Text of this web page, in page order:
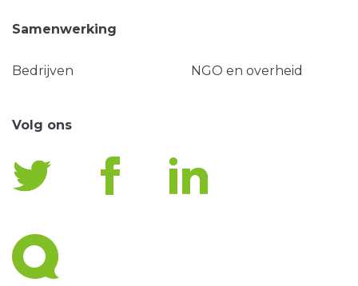
Samenwerking
Bedrijven NGO en overheid
Volg ons